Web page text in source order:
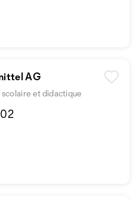
AG
et didactique